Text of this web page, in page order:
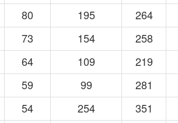
80 195 264
73 154 258
64 109 219
59 99 281
54 254 351